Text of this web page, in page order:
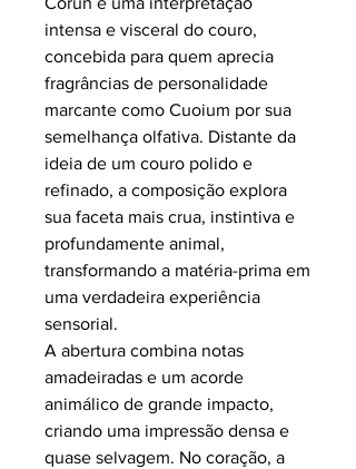
intensa e visceral do couro,
concebida para quem aprecia
fragrâncias de personalidade
marcante como Cuoium por sua
semelhança olfativa. Distante da
ideia de um couro polido e
refinado, a composição explora
sua faceta mais crua, instintiva e
profundamente animal,
transformando a matéria-prima em
uma verdadeira experiência
sensorial.
A abertura combina notas
amadeiradas e um acorde
animálico de grande impacto,
criando uma impressão densa e
quase selvagem. No coração, a